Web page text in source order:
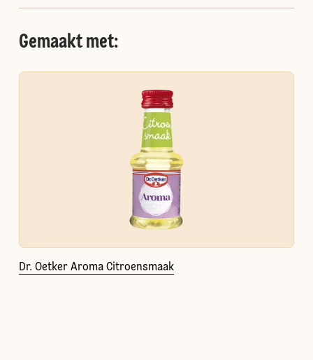
Gemaakt met:
Dr. Oetker Aroma Citroensmaak